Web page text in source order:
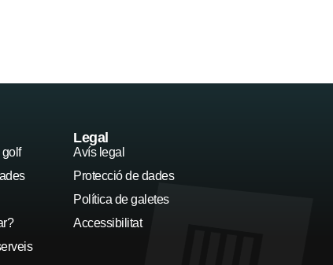
Legal
Avís legal
Protecció de dades
Política de galetes
Accessibilitat